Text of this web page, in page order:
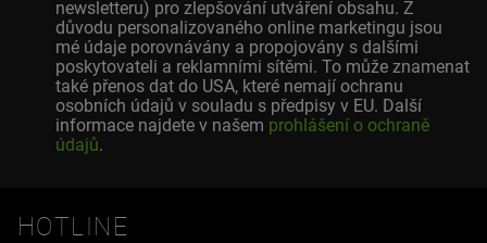
newsletteru) pro zlepšování utváření obsahu. Z
důvodu personalizovaného online marketingu jsou
mé údaje porovnávány a propojovány s dalšími
poskytovateli a reklamními sítěmi. To může znamenat
také přenos dat do USA, které nemají ochranu
osobních údajů v souladu s předpisy v EU. Další
informace najdete v našem prohlášení o ochraně
údajů.
HOTLINE